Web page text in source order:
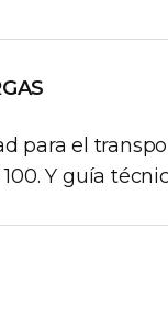
para el
Y guía